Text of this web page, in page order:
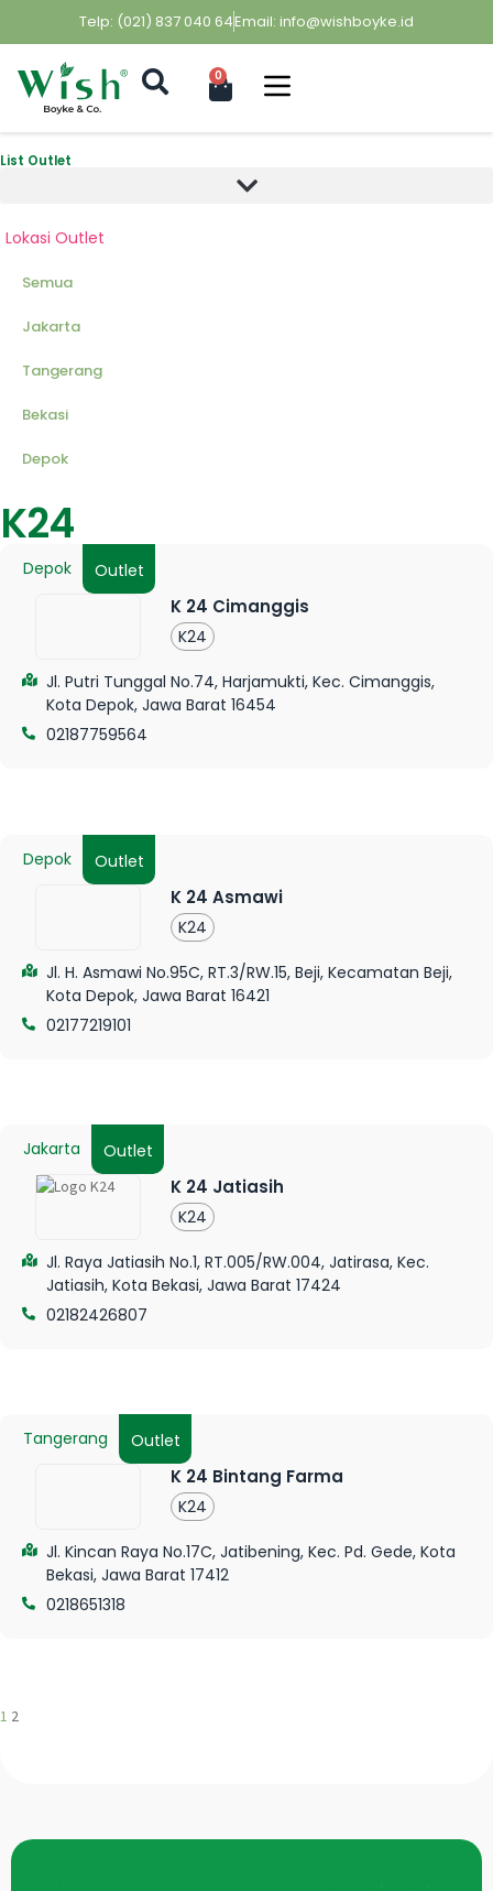
Telp: (021) 837 040 64Email: info@wishboyke.id
0
List Outlet
Lokasi Outlet
Semua
Jakarta
Tangerang
Bekasi
Depok
K24
Depok Outlet
K 24 Cimanggis
K24
Jl. Putri Tunggal No.74, Harjamukti, Kec. Cimanggis,
Kota Depok, Jawa Barat 16454
02187759564
Depok Outlet
K 24 Asmawi
K24
Jl. H. Asmawi No.95C, RT.3/RW.15, Beji, Kecamatan Beji,
Kota Depok, Jawa Barat 16421
02177219101
Jakarta Outlet
K 24 Jatiasih
K24
Jl. Raya Jatiasih No.1, RT.005/RW.004, Jatirasa, Kec.
Jatiasih, Kota Bekasi, Jawa Barat 17424
02182426807
Tangerang Outlet
K 24 Bintang Farma
K24
Jl. Kincan Raya No.17C, Jatibening, Kec. Pd. Gede, Kota
Bekasi, Jawa Barat 17412
0218651318
1 2